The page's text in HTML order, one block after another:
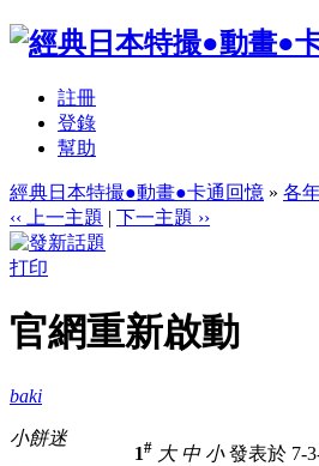
註冊
登錄
幫助
經典日本特撮●動畫●卡通回憶 » 各
‹‹ 上一主題 | 下一主題 ››
打印
官網重新啟動
baki
小餅迷
1# 大 中 小發表於 7-